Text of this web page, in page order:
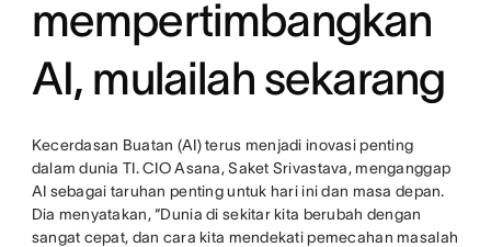
mempertimbangkan
AI, mulailah sekarang
Kecerdasan Buatan (AI) terus menjadi inovasi penting
dalam dunia TI. CIO Asana, Saket Srivastava, menganggap
AI sebagai taruhan penting untuk hari ini dan masa depan.
Dia menyatakan, “Dunia di sekitar kita berubah dengan
sangat cepat, dan cara kita mendekati pemecahan masalah